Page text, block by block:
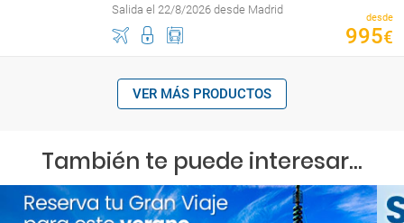
Salida el 22/8/2026 desde Madrid
desde
995€
VER MÁS PRODUCTOS
También te puede interesar...